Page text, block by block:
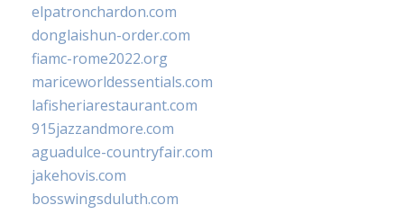
elpatronchardon.com
donglaishun-order.com
fiamc-rome2022.org
mariceworldessentials.com
lafisheriarestaurant.com
915jazzandmore.com
aguadulce-countryfair.com
jakehovis.com
bosswingsduluth.com